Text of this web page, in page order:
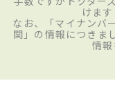
けま
なお、「マイナンバ
関」の情報につきま
情報